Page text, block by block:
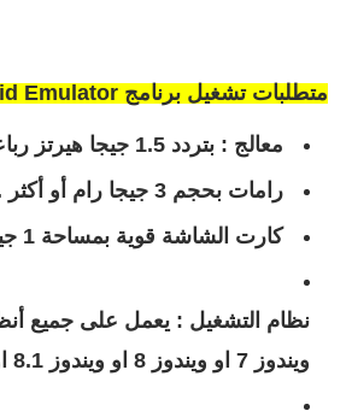
متطلبات تشغيل برنامج Emulator
معالج : بتردد 1.5 جيجا هيرتز رباعي النواة 64 بت .
رامات بحجم 3 جيجا رام أو أكثر .
كارت الشاشة قوية بمساحة 1 جيجا على الاقل
نظام التشغيل : يعمل على جميع
ويندوز 7 او ويندوز 8 او ويندوز 8.1 او ويندوز 10 .